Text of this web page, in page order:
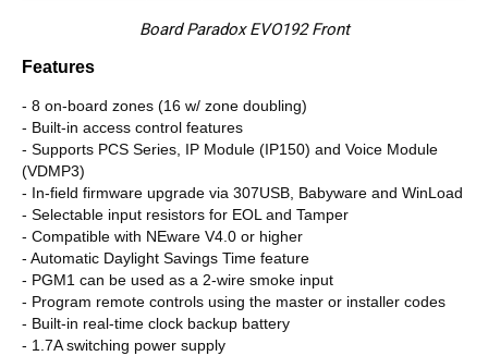
Board Paradox EVO192 Front
Features
- 8 on-board zones (16 w/ zone doubling)
- Built-in access control features
- Supports PCS Series, IP Module (IP150) and Voice Module
(VDMP3)
- In-field firmware upgrade via 307USB, Babyware and WinLoad
- Selectable input resistors for EOL and Tamper
- Compatible with NEware V4.0 or higher
- Automatic Daylight Savings Time feature
- PGM1 can be used as a 2-wire smoke input
- Program remote controls using the master or installer codes
- Built-in real-time clock backup battery
- 1.7A switching power supply